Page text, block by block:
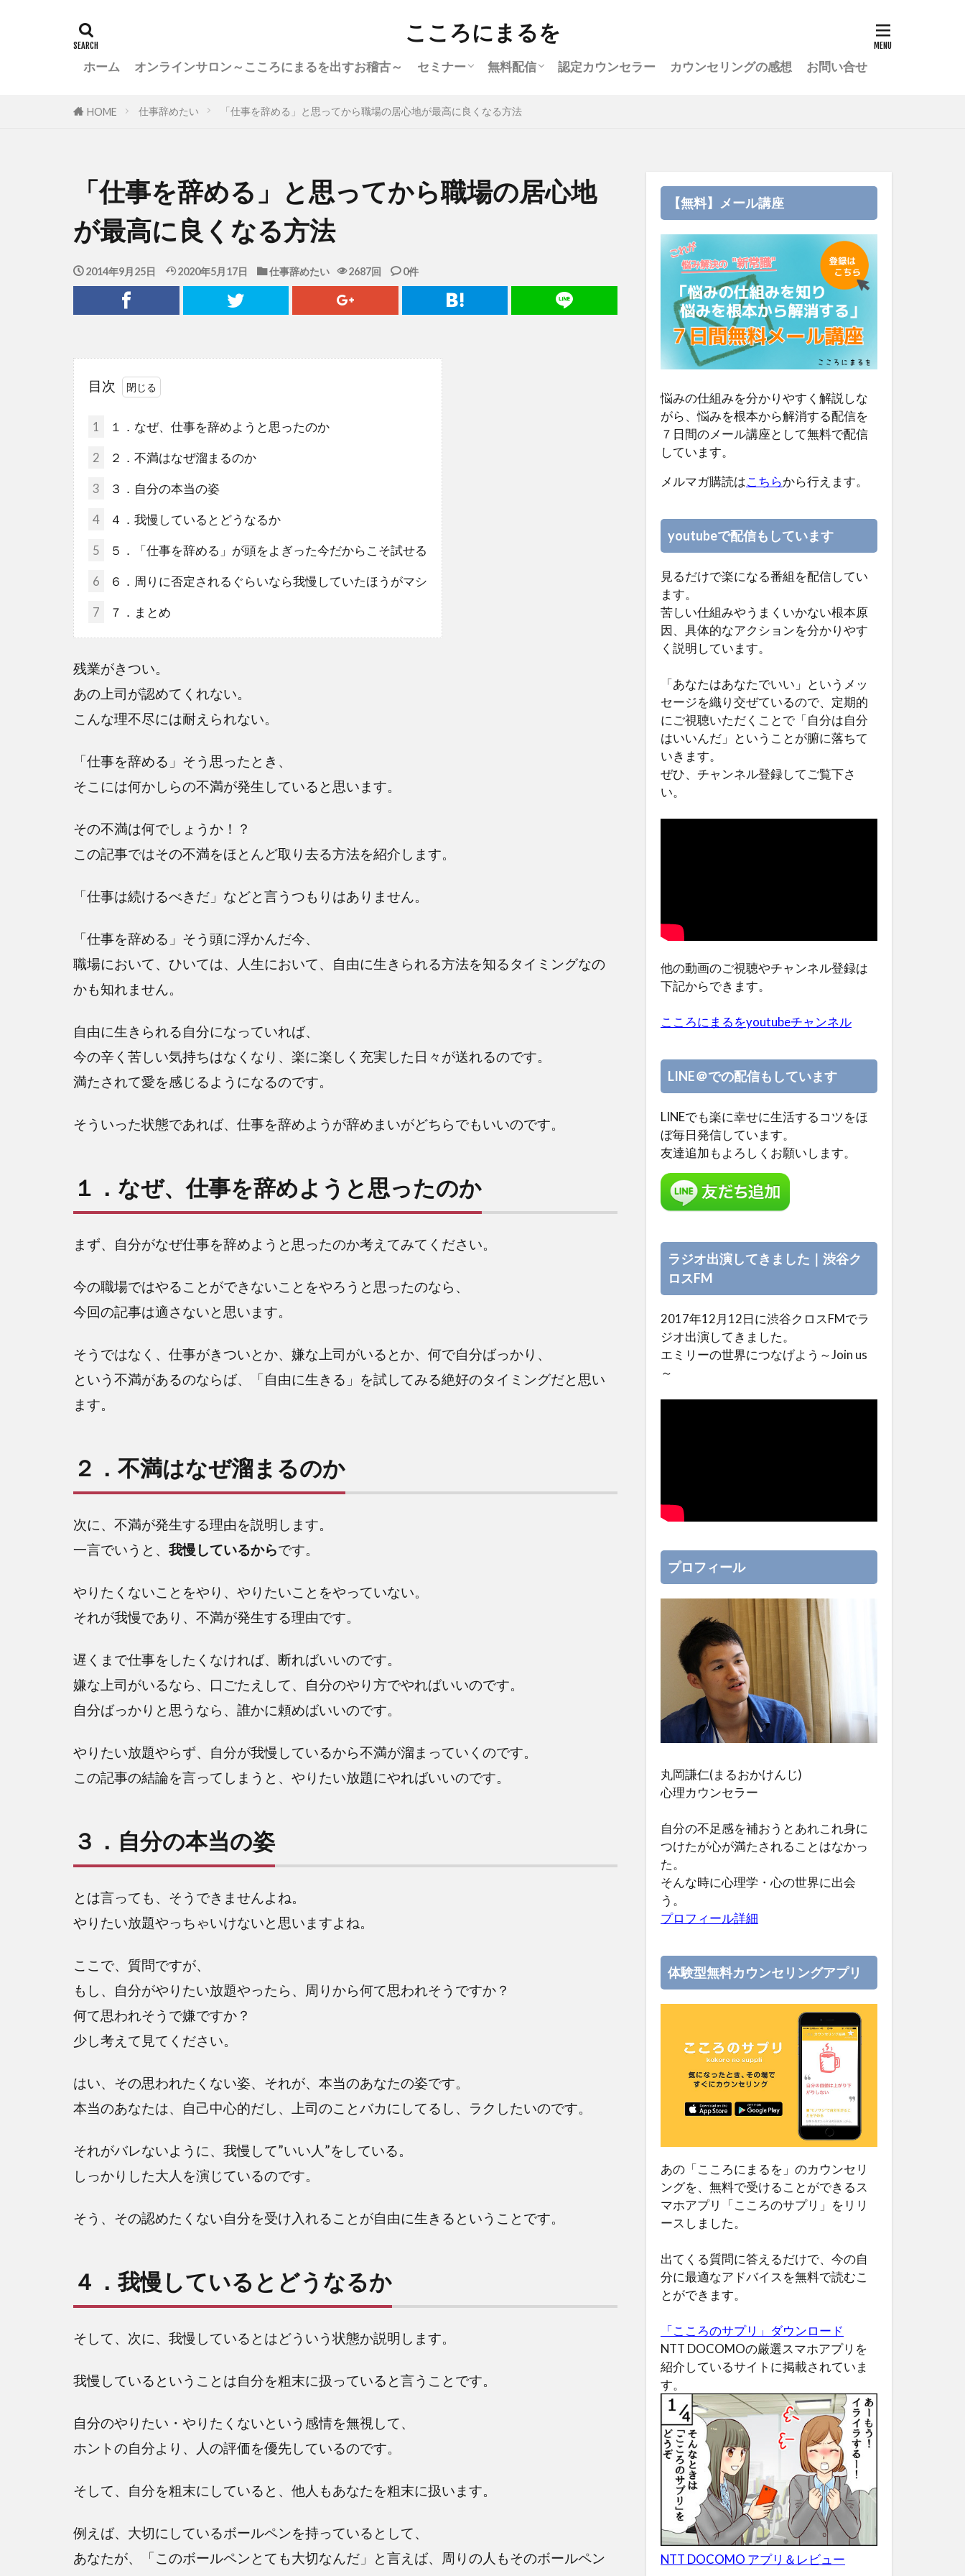
こころにまるを
ホーム オンラインサロン～こころにまるを出すお稽古～ セミナー 無料配信 認定カウンセラー カウンセリングの感想 お問い合せ
HOME 仕事辞めたい 「仕事を辞める」と思ってから職場の居心地が最高に良くなる方法
「仕事を辞める」と思ってから職場の居心地
が最高に良くなる方法
2014年9月25日 2020年5月17日 仕事辞めたい 2687回 0件
目次
1 １．なぜ、仕事を辞めようと思ったのか
2 ２．不満はなぜ溜まるのか
3 ３．自分の本当の姿
4 ４．我慢しているとどうなるか
5 ５．「仕事を辞める」が頭をよぎった今だからこそ試せる
6 ６．周りに否定されるぐらいなら我慢していたほうがマシ
7 ７．まとめ
残業がきつい。
あの上司が認めてくれない。
こんな理不尽には耐えられない。
「仕事を辞める」そう思ったとき、
そこには何かしらの不満が発生していると思います。
その不満は何でしょうか！？
この記事ではその不満をほとんど取り去る方法を紹介します。
「仕事は続けるべきだ」などと言うつもりはありません。
「仕事を辞める」そう頭に浮かんだ今、
職場において、ひいては、人生において、自由に生きられる方法を知るタイミングなの
かも知れません。
自由に生きられる自分になっていれば、
今の辛く苦しい気持ちはなくなり、楽に楽しく充実した日々が送れるのです。
満たされて愛を感じるようになるのです。
そういった状態であれば、仕事を辞めようが辞めまいがどちらでもいいのです。
１．なぜ、仕事を辞めようと思ったのか
まず、自分がなぜ仕事を辞めようと思ったのか考えてみてください。
今の職場ではやることができないことをやろうと思ったのなら、
今回の記事は適さないと思います。
そうではなく、仕事がきついとか、嫌な上司がいるとか、何で自分ばっかり、
という不満があるのならば、「自由に生きる」を試してみる絶好のタイミングだと思い
ます。
２．不満はなぜ溜まるのか
次に、不満が発生する理由を説明します。
一言でいうと、 我慢しているからです。
やりたくないことをやり、やりたいことをやっていない。
それが我慢であり、不満が発生する理由です。
遅くまで仕事をしたくなければ、断ればいいのです。
嫌な上司がいるなら、口ごたえして、自分のやり方でやればいいのです。
自分ばっかりと思うなら、誰かに頼めばいいのです。
やりたい放題やらず、自分が我慢しているから不満が溜まっていくのです。
この記事の結論を言ってしまうと、やりたい放題にやればいいのです。
３．自分の本当の姿
とは言っても、そうできませんよね。
やりたい放題やっちゃいけないと思いますよね。
ここで、質問ですが、
もし、自分がやりたい放題やったら、周りから何て思われそうですか？
何て思われそうで嫌ですか？
少し考えて見てください。
はい、その思われたくない姿、それが、本当のあなたの姿です。
本当のあなたは、自己中心的だし、上司のことバカにしてるし、ラクしたいのです。
それがバレないように、我慢して”いい人”をしている。
しっかりした大人を演じているのです。
そう、その認めたくない自分を受け入れることが自由に生きるということです。
４．我慢しているとどうなるか
そして、次に、我慢しているとはどういう状態か説明します。
我慢しているということは自分を粗末に扱っていると言うことです。
自分のやりたい・やりたくないという感情を無視して、
ホントの自分より、人の評価を優先しているのです。
そして、自分を粗末にしていると、他人もあなたを粗末に扱います。
例えば、大切にしているボールペンを持っているとして、
あなたが、「このボールペンとても大切なんだ」と言えば、周りの人もそのボールペン
【無料】メール講座
悩みの仕組みを分かりやすく解説しな
がら、悩みを根本から解消する配信を
７日間のメール講座として無料で配信
しています。
メルマガ購読はこちらから行えます。
youtubeで配信もしています
見るだけで楽になる番組を配信してい
ます。
苦しい仕組みやうまくいかない根本原
因、具体的なアクションを分かりやす
く説明しています。
「あなたはあなたでいい」というメッ
セージを織り交ぜているので、定期的
にご視聴いただくことで「自分は自分
はいいんだ」ということが腑に落ちて
いきます。
ぜひ、チャンネル登録してご覧下さ
い。
他の動画のご視聴やチャンネル登録は
下記からできます。
こころにまるをyoutubeチャンネル
LINE＠での配信もしています
LINEでも楽に幸せに生活するコツをほ
ぼ毎日発信しています。
友達追加もよろしくお願いします。
ラジオ出演してきました｜渋谷ク
ロスFM
2017年12月12日に渋谷クロスFMでラ
ジオ出演してきました。
エミリーの世界につなげよう～Join us
～
プロフィール
丸岡謙仁(まるおかけんじ)
心理カウンセラー
自分の不足感を補おうとあれこれ身に
つけたが心が満たされることはなかっ
た。
そんな時に心理学・心の世界に出会
う。
プロフィール詳細
体験型無料カウンセリングアプリ
あの「こころにまるを」のカウンセリ
ングを、無料で受けることができるス
マホアプリ「こころのサプリ」をリリ
ースしました。
出てくる質問に答えるだけで、今の自
分に最適なアドバイスを無料で読むこ
とができます。
「こころのサプリ」ダウンロード
NTT DOCOMOの厳選スマホアプリを
紹介しているサイトに掲載されていま
す。
NTT DOCOMO アプリ＆レビュー